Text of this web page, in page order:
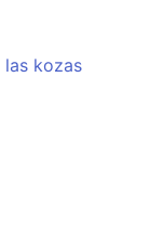
las kozas